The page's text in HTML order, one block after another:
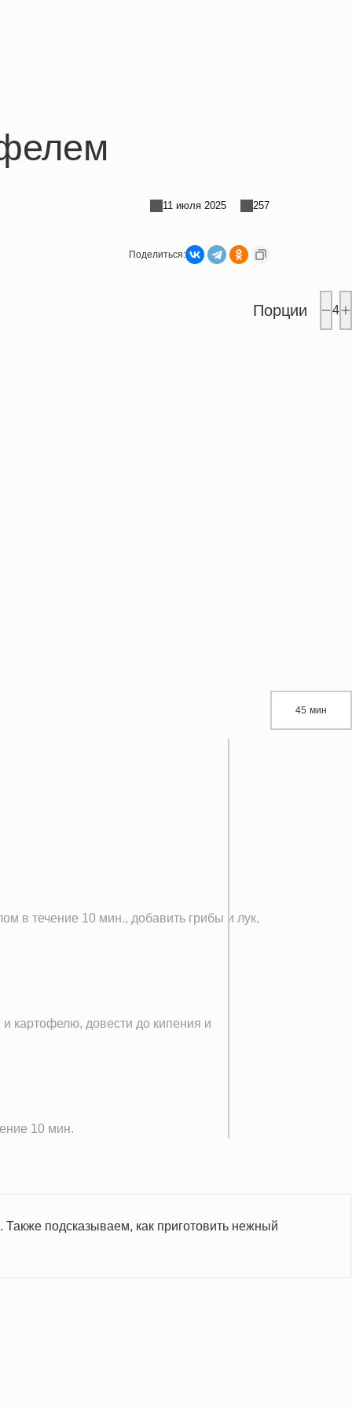
11 июля 2025 257
Поделиться:
Порции 4
45 мин
в течение 10 мин., добавить грибы и лук,
картофелю, довести до кипения и
10 мин.
Также подсказываем, как приготовить нежный